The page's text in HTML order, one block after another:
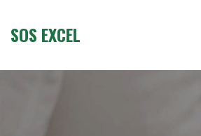
contenuto
SOS EXCEL